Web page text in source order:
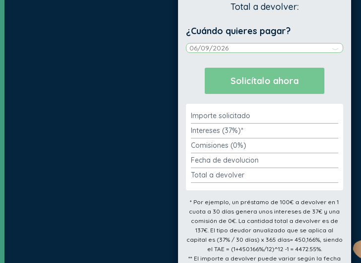
Total a devolver:
¿Cuándo quieres pagar?
Importe solicitado
Intereses (37%)*
Comisiones (0%)
Fecha de devolucion
Total a devolver
* Por ejemplo, un préstamo de 100€ a devolver en 1
cuota a 30 días genera unos intereses de 37€ y una
comisión de 0€. La cantidad total a devolver es de
137€. El tipo deudor anualizado que se aplica al
capital es (37% / 30 días) x 365 días= 450,166%, siendo
el TAE = (1+450.166%/12)^12 -1 = 4472.55%.
** El importe a devolver puede variar según la fecha